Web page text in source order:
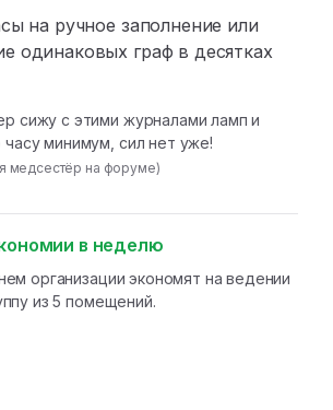
на ручное заполнение или
одинаковых граф в десятках
сижу с этими журналами ламп и
минимум, сил нет уже!
медсестёр на форуме)
в неделю
организации экономят на ведении
из 5 помещений.